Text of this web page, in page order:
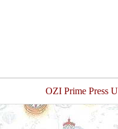
OZI Prime Press